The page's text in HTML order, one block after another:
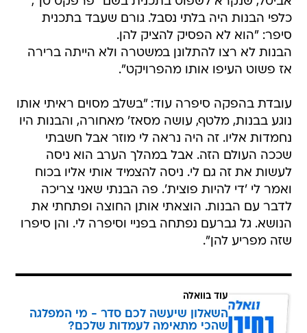
כלפי הבנות היה בלתי נסבל. גורם שעבד בתכנית
סיפר: "הוא לא הפסיק להציק להן.
הבנות לא רצו להתלונן במשטרה ולא הייתה ברירה
אז פשוט העיפו אותו מהפרויקט".
עובדת בהפקה סיפרה עוד: "בשלב מסוים ראיתי אותו
נוגע בבנות, מלטף, עושה מסאז' מאחורה, והבנות היו
נחמדות אליו. זה היה נראה לי מוזר אבל חשבתי
שככה העולם הזה. אבל במהלך הערב הוא ניסה
לעשות את זה גם לי. ניסה להצמיד אותי אליו בכוח
ואמר לי 'די להיות פוצית'. פה הבנתי שאני צריכה
לדבר עם הבנות. הוצאתי אותן החוצה ופתחתי את
הנושא. גל גברעם נפתחה בפניי וסיפרה לי. והן סיפרו
שזה מפריע להן".
עוד בוואלה
השאלון שיעשה לכם סדר - מי המפלגה
שהכי מתאימה לעמדות שלכם?